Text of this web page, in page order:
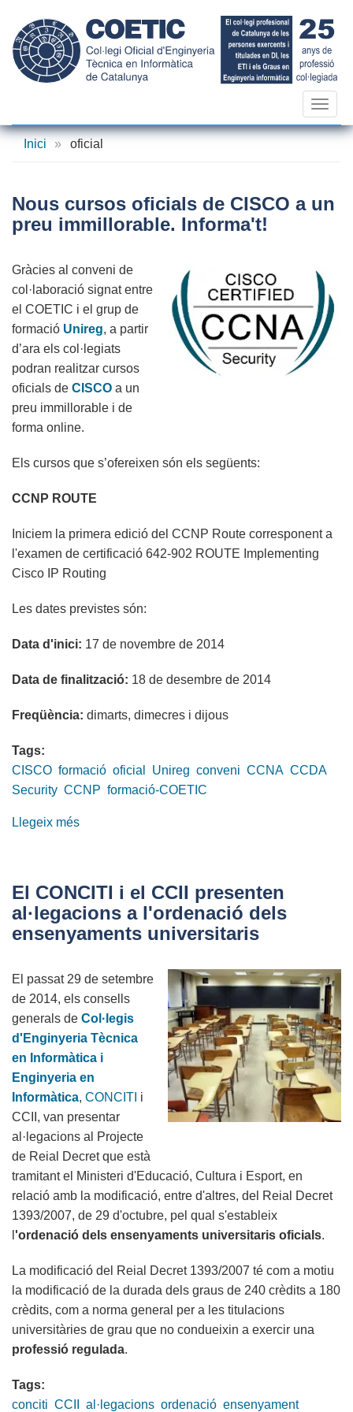
contingut
Inici
» oficial
Nous cursos oficials de CISCO a un
preu immillorable. Informa't!
Gràcies al conveni de
col·laboració signat entre
el COETIC i el grup de
formació Unireg, a partir
d’ara els col·legiats
podran realitzar cursos
oficials de CISCO a un
preu immillorable i de
forma online.
Els cursos que s’ofereixen són els següents:
CCNP ROUTE
Iniciem la primera edició del CCNP Route corresponent a
l'examen de certificació 642-902 ROUTE Implementing
Cisco IP Routing
Les dates previstes són:
Data d'inici: 17 de novembre de 2014
Data de finalització: 18 de desembre de 2014
Freqüència: dimarts, dimecres i dijous
Tags:
CISCO formació oficial Unireg conveni CCNA CCDA
Security CCNP formació-COETIC
Llegeix més
de
CISCO
a
preu
immillorable.
Informa't!
El CONCITI i el CCII presenten
al·legacions a l'ordenació dels
ensenyaments universitaris
El passat 29 de setembre
de 2014, els consells
generals de Col·legis
d'Enginyeria Tècnica
en Informàtica i
Enginyeria en
Informàtica, CONCITI i
CCII, van presentar
al·legacions al Projecte
de Reial Decret que està
tramitant el Ministeri d'Educació, Cultura i Esport, en
relació amb la modificació, entre d'altres, del Reial Decret
1393/2007, de 29 d'octubre, pel qual s'estableix
'ordenació dels ensenyaments universitaris oficials.
La modificació del Reial Decret 1393/2007 té com a motiu
la modificació de la durada dels graus de 240 crèdits a 180
crèdits, com a norma general per a les titulacions
universitàries de grau que no condueixin a exercir una
professió regulada.
Tags:
conciti CCII al·legacions ordenació ensenyament